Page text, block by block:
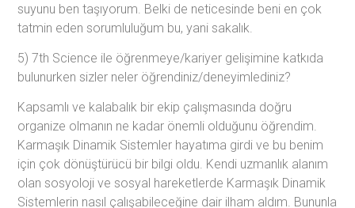
suyunu ben taşıyorum. Belki de neticesinde beni en çok
tatmin eden sorumluluğum bu, yani sakalık.
5) 7th Science ile öğrenmeye/kariyer gelişimine katkıda
bulunurken sizler neler öğrendiniz/deneyimlediniz?
Kapsamlı ve kalabalık bir ekip çalışmasında doğru
organize olmanın ne kadar önemli olduğunu öğrendim.
Karmaşık Dinamik Sistemler hayatıma girdi ve bu benim
için çok dönüştürücü bir bilgi oldu. Kendi uzmanlık alanım
olan sosyoloji ve sosyal hareketlerde Karmaşık Dinamik
Sistemlerin nasıl çalışabileceğine dair ilham aldım. Bununla